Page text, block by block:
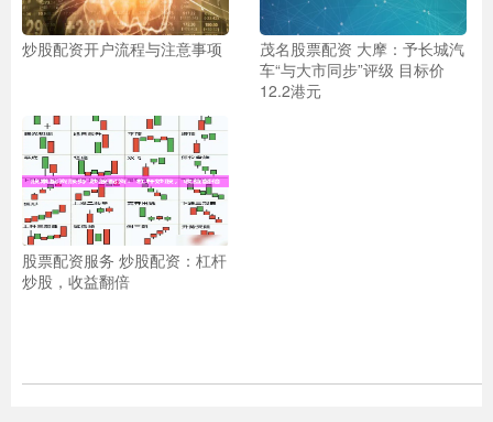
炒股配资开户流程与注意事项
茂名股票配资 大摩：予长城汽
车“与大市同步”评级 目标价
12.2港元
股票配资服务 炒股配资：杠杆
炒股，收益翻倍